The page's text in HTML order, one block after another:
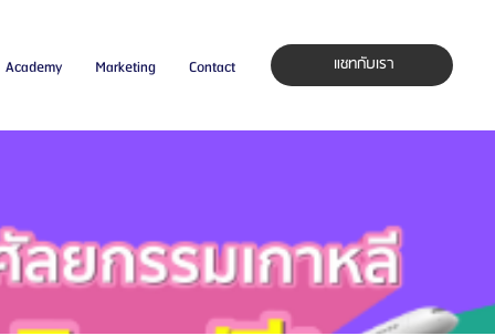
Academy Marketing Contact แชทกับเรา